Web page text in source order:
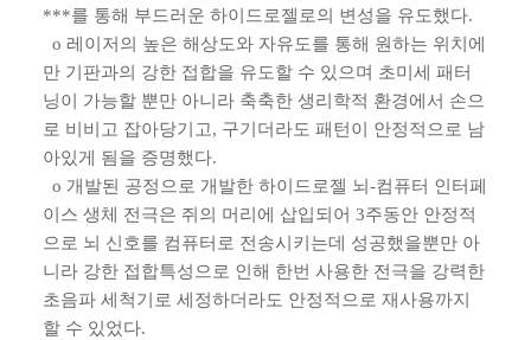
***를 통해 부드러운 하이드로젤로의 변성을 유도했다.
o 레이저의 높은 해상도와 자유도를 통해 원하는 위치에
만 기판과의 강한 접합을 유도할 수 있으며 초미세 패터
닝이 가능할 뿐만 아니라 축축한 생리학적 환경에서 손으
로 비비고 잡아당기고, 구기더라도 패턴이 안정적으로 남
아있게 됨을 증명했다.
o 개발된 공정으로 개발한 하이드로젤 뇌-컴퓨터 인터페
이스 생체 전극은 쥐의 머리에 삽입되어 3주동안 안정적
으로 뇌 신호를 컴퓨터로 전송시키는데 성공했을뿐만 아
니라 강한 접합특성으로 인해 한번 사용한 전극을 강력한
초음파 세척기로 세정하더라도 안정적으로 재사용까지
할 수 있었다.